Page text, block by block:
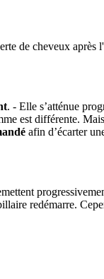
de cheveux après
. - Elle s’atténue
est différente.
afin d’écarter
redémarre.